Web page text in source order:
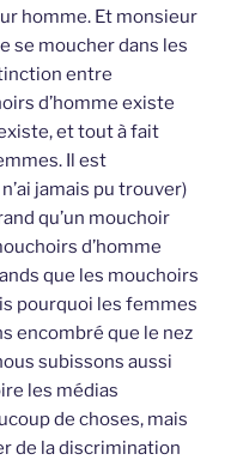
homme. Et monsieur
se moucher dans les
entre
d’homme existe
et tout à fait
Il est
jamais pu trouver)
qu’un mouchoir
d’homme
que les mouchoirs
pourquoi les femmes
encombré que le nez
subissons aussi
les médias
de choses, mais
de la discrimination